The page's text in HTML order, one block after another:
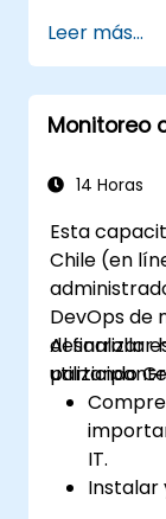
Leer más...
Monitoreo
14 Horas
Esta
Chile (en
DevOps de
desarrollar
utilizando
Al finalizar
IT.
Instalar